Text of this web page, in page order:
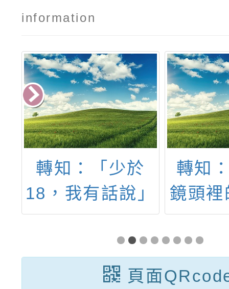
information
轉知：「少於
18，我有話說」
(線上場)兒少表
意活動報名簡章
轉知
鏡頭
動」
頁面